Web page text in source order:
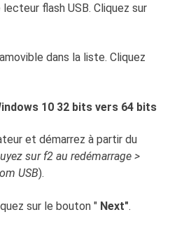
flash USB. Cliquez sur
dans la liste. Cliquez
10 32 bits vers 64 bits
et démarrez à partir du
sur f2 au redémarrage >
USB).
sur le bouton " Next".